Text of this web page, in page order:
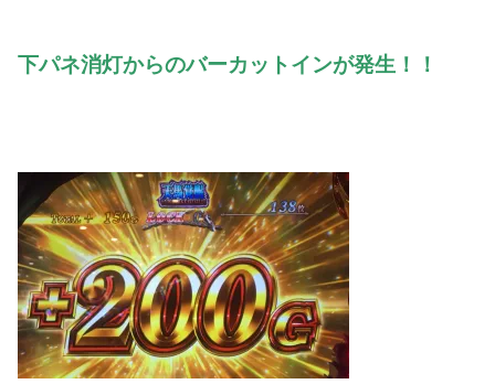
下パネ消灯からのバーカットインが発生！！